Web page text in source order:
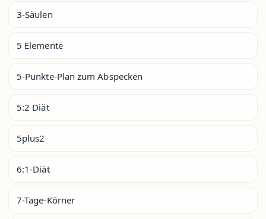
3-Säulen
5 Elemente
5-Punkte-Plan zum Abspecken
5:2 Diät
5plus2
6:1-Diät
7-Tage-Körner